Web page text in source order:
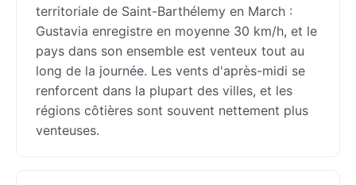
territoriale de Saint-Barthélemy en March :
Gustavia enregistre en moyenne 30 km/h, et le
pays dans son ensemble est venteux tout au
long de la journée. Les vents d'après-midi se
renforcent dans la plupart des villes, et les
régions côtières sont souvent nettement plus
venteuses.